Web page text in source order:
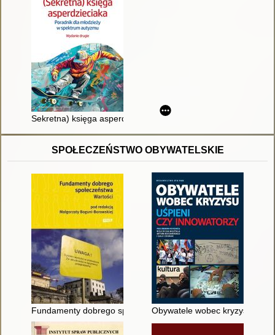
Sekretna) księga asperdzieciaka : poradnik dla młodzieży w
SPOŁECZEŃSTWO OBYWATELSKIE
Fundamenty dobrego społeczeństwa : wartości
Obywatele wobec kryzysu :